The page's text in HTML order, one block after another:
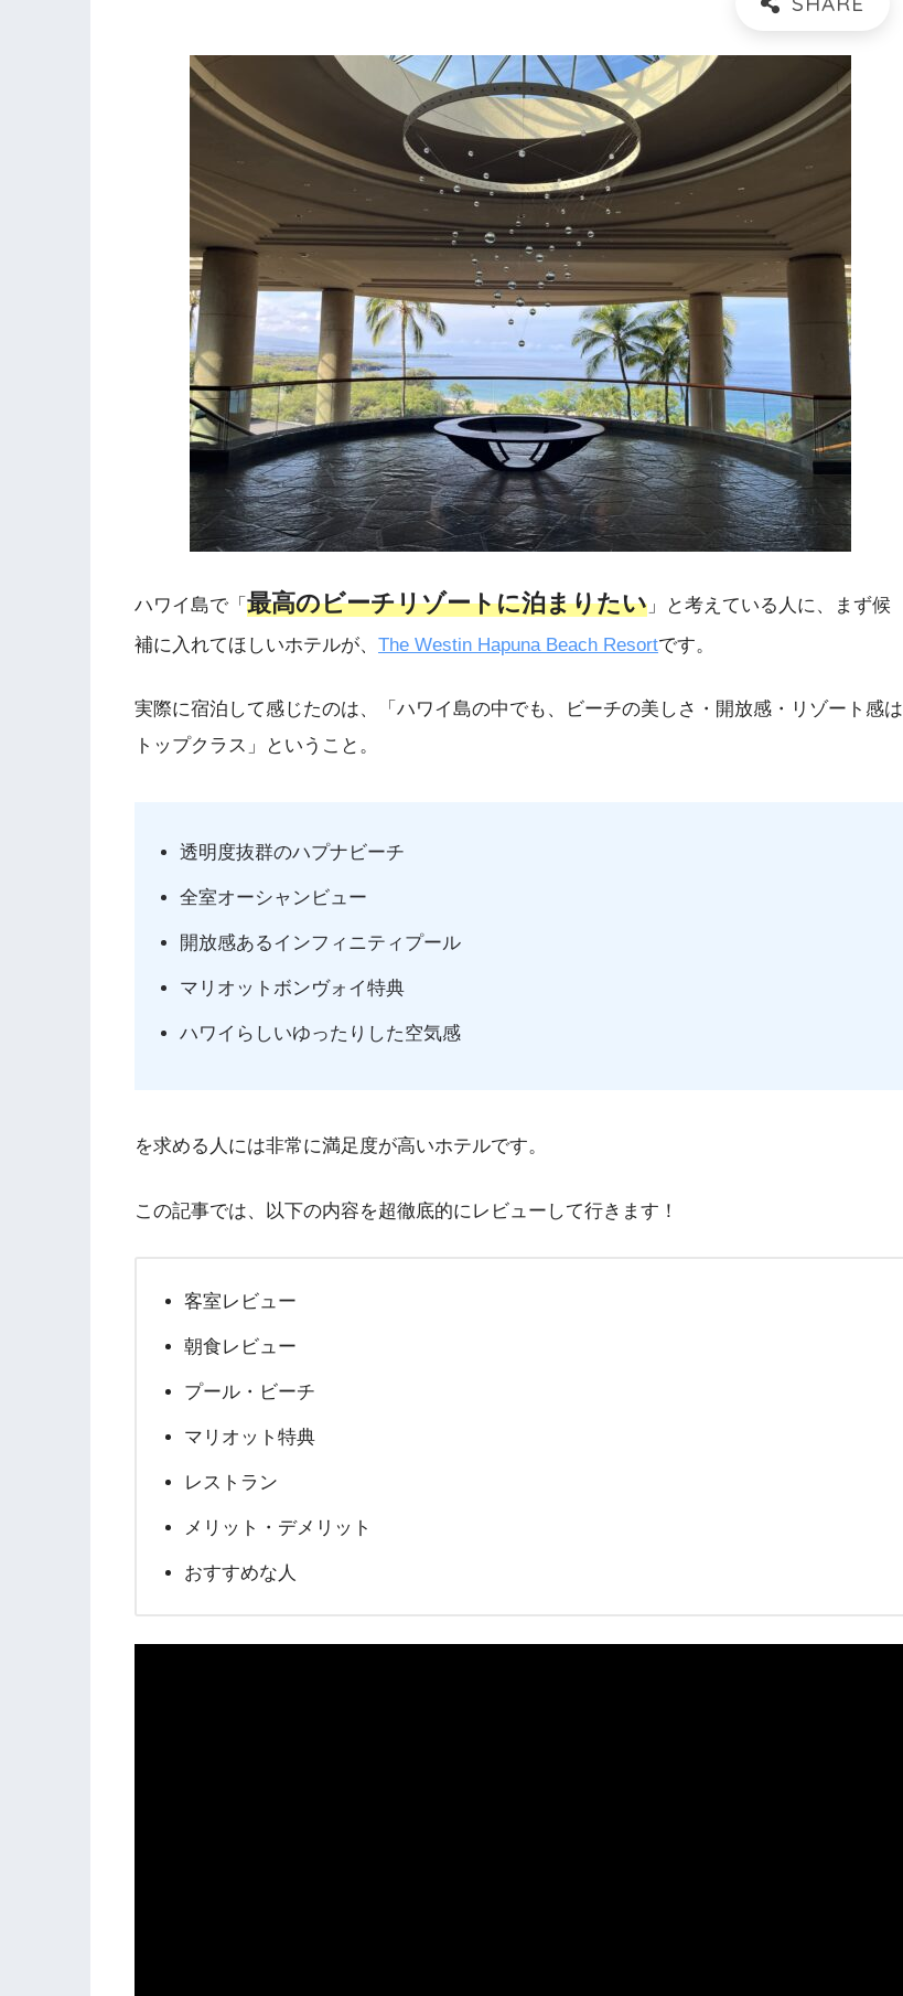
ハワイ島で「 最高のビーチリゾートに泊まりたい 」と考えている人に、まず候
補に入れてほしいホテルが、 The Westin Hapuna Beach Resortです。
実際に宿泊して感じたのは、「ハワイ島の中でも、ビーチの美しさ・開放感・リゾート感は
トップクラス」ということ。
透明度抜群のハプナビーチ
全室オーシャンビュー
開放感あるインフィニティプール
マリオットボンヴォイ特典
ハワイらしいゆったりした空気感
を求める人には非常に満足度が高いホテルです。
この記事では、以下の内容を超徹底的にレビューして行きます！
客室レビュー
朝食レビュー
プール・ビーチ
マリオット特典
レストラン
メリット・デメリット
おすすめな人